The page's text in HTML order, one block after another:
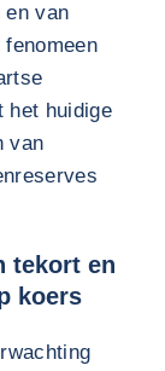
en van
het huidige
van
tekort en
koers